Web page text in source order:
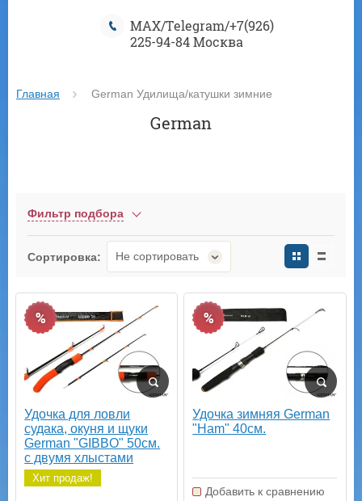
MAX/Telegram/+7(926)
225-94-84 Москва
Главная German Удилища/катушки зимние
German
Фильтр подбора
Сортировка: Не сортировать
%
Удочка для ловли
судака, окуня и щуки
German "GIBBO" 50см.
с двумя хлыстами
Хит продаж!
%
Удочка зимняя German
"Ham" 40см.
Добавить к сравнению